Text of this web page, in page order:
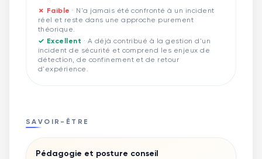
✗ Faible · N'a jamais été confronté à un incident
réel et reste dans une approche purement
théorique.
✓ Excellent · A déjà contribué à la gestion d'un
incident de sécurité et comprend les enjeux de
détection, de confinement et de retour
d'expérience.
SAVOIR-ÊTRE
Pédagogie et posture conseil